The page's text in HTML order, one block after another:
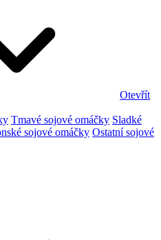
Otevřít
Tmavé sojové omáčky Sladké
sojové omáčky Ostatní sojové